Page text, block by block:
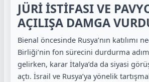
JÜRİ İSTİFASI VE
AÇILIŞA DAMGA
Bienal öncesinde Rusya’nın katılımı
Birliği’nin fon sürecini durdurma
gelirken, karar İtalya’da da siyasi
açtı. İsrail ve Rusya’ya yönelik